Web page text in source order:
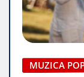
MUZICA